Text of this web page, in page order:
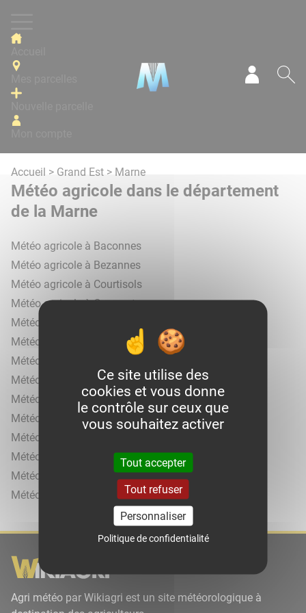
Accueil > Grand Est > Marne
Météo agricole dans le département
de la Marne
Météo agricole à Baconnes
Météo agricole à Bezannes
Météo agricole à Courtisols
Météo agricole à Cramant
Météo agricole à Fagnières
Météo agricole à Jonchery-sur-Suippe
Météo agricole à La Caure
Météo agricole à La Veuve
Météo agricole à Le Mesnil-sur-Oger
Météo agricole à Moussy
Météo agricole à Reims
Météo agricole à Saint-Souplet-sur-Py
Météo agricole à Vertus
Météo agricole à Vraux
Agri météo par Wikiagri est un site météorologique à
Ce site utilise des
cookies et vous donne
le contrôle sur ceux que
vous souhaitez activer
Tout accepter
Tout refuser
Personnaliser
Politique de confidentialité